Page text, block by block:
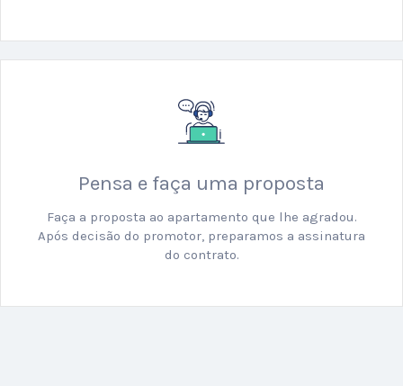
Pensa e faça uma proposta
Faça a proposta ao apartamento que lhe agradou.
Após decisão do promotor, preparamos a assinatura
do contrato.